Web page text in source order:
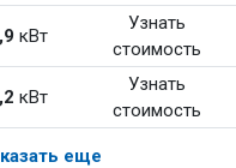
кВт
Узнать
стоимость
кВт
Узнать
стоимость
еще